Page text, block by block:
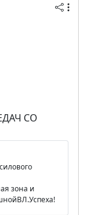
СО
зона и